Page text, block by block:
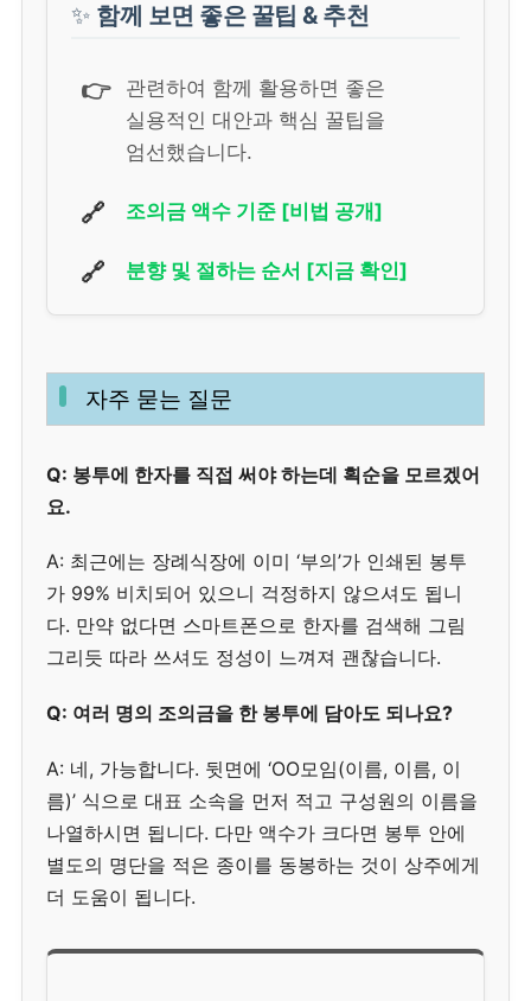
✨ 함께 보면 좋은 꿀팁 & 추천
👉
관련하여 함께 활용하면 좋은
실용적인 대안과 핵심 꿀팁을
엄선했습니다.
🔗 조의금 액수 기준 [비법 공개]
🔗 분향 및 절하는 순서 [지금 확인]
자주 묻는 질문
Q: 봉투에 한자를 직접 써야 하는데 획순을 모르겠어
요.
A: 최근에는 장례식장에 이미 ‘부의’가 인쇄된 봉투
가 99% 비치되어 있으니 걱정하지 않으셔도 됩니
다. 만약 없다면 스마트폰으로 한자를 검색해 그림
그리듯 따라 쓰셔도 정성이 느껴져 괜찮습니다.
Q: 여러 명의 조의금을 한 봉투에 담아도 되나요?
A: 네, 가능합니다. 뒷면에 ‘OO모임(이름, 이름, 이
름)’ 식으로 대표 소속을 먼저 적고 구성원의 이름을
나열하시면 됩니다. 다만 액수가 크다면 봉투 안에
별도의 명단을 적은 종이를 동봉하는 것이 상주에게
더 도움이 됩니다.